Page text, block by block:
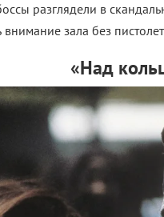
разглядели в
зала без
«Над